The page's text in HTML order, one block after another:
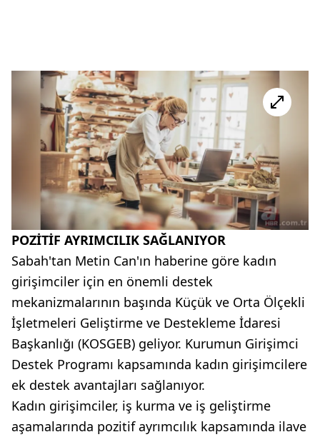
POZİTİF AYRIMCILIK SAĞLANIYOR
Sabah'tan Metin Can'ın haberine göre kadın
girişimciler için en önemli destek
mekanizmalarının başında Küçük ve Orta Ölçekli
İşletmeleri Geliştirme ve Destekleme İdaresi
Başkanlığı (KOSGEB) geliyor. Kurumun Girişimci
Destek Programı kapsamında kadın girişimcilere
ek destek avantajları sağlanıyor.
Kadın girişimciler, iş kurma ve iş geliştirme
aşamalarında pozitif ayrımcılık kapsamında ilave